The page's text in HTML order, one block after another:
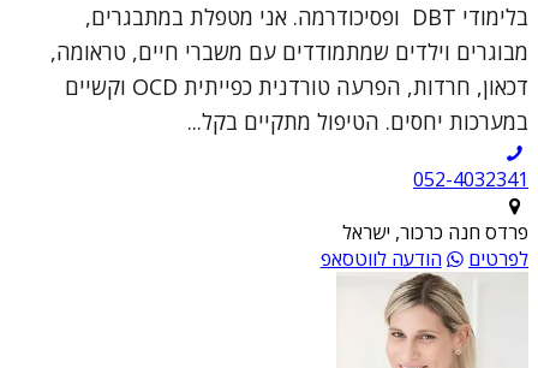
בלימודי DBT ופסיכודרמה. אני מטפלת במתבגרים,
מבוגרים וילדים שמתמודדים עם משברי חיים, טראומה,
דכאון, חרדות, הפרעה טורדנית כפייתית OCD וקשיים
במערכות יחסים. הטיפול מתקיים בקל...
052-4032341
פרדס חנה כרכור, ישראל
לפרטים
הודעה לווטסאפ